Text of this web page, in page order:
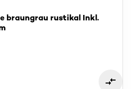
braungrau rustikal Inkl.